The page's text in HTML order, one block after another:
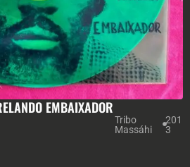
EMBAIXADOR
Tribo
Massáhi
201
3